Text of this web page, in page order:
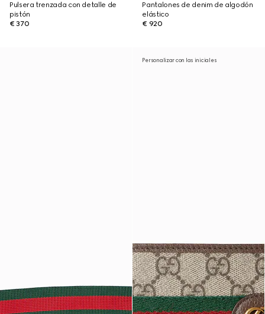
Pulsera trenzada con detalle de
pistón
€ 370
Pantalones de denim de algodón
elástico
€ 920
Personalizar con las iniciales